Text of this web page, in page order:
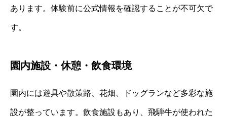
あります。体験前に公式情報を確認することが不可欠で
す。
園内施設・休憩・飲食環境
園内には遊具や散策路、花畑、ドッグランなど多彩な施
設が整っています。飲食施設もあり、飛騨牛が使われた